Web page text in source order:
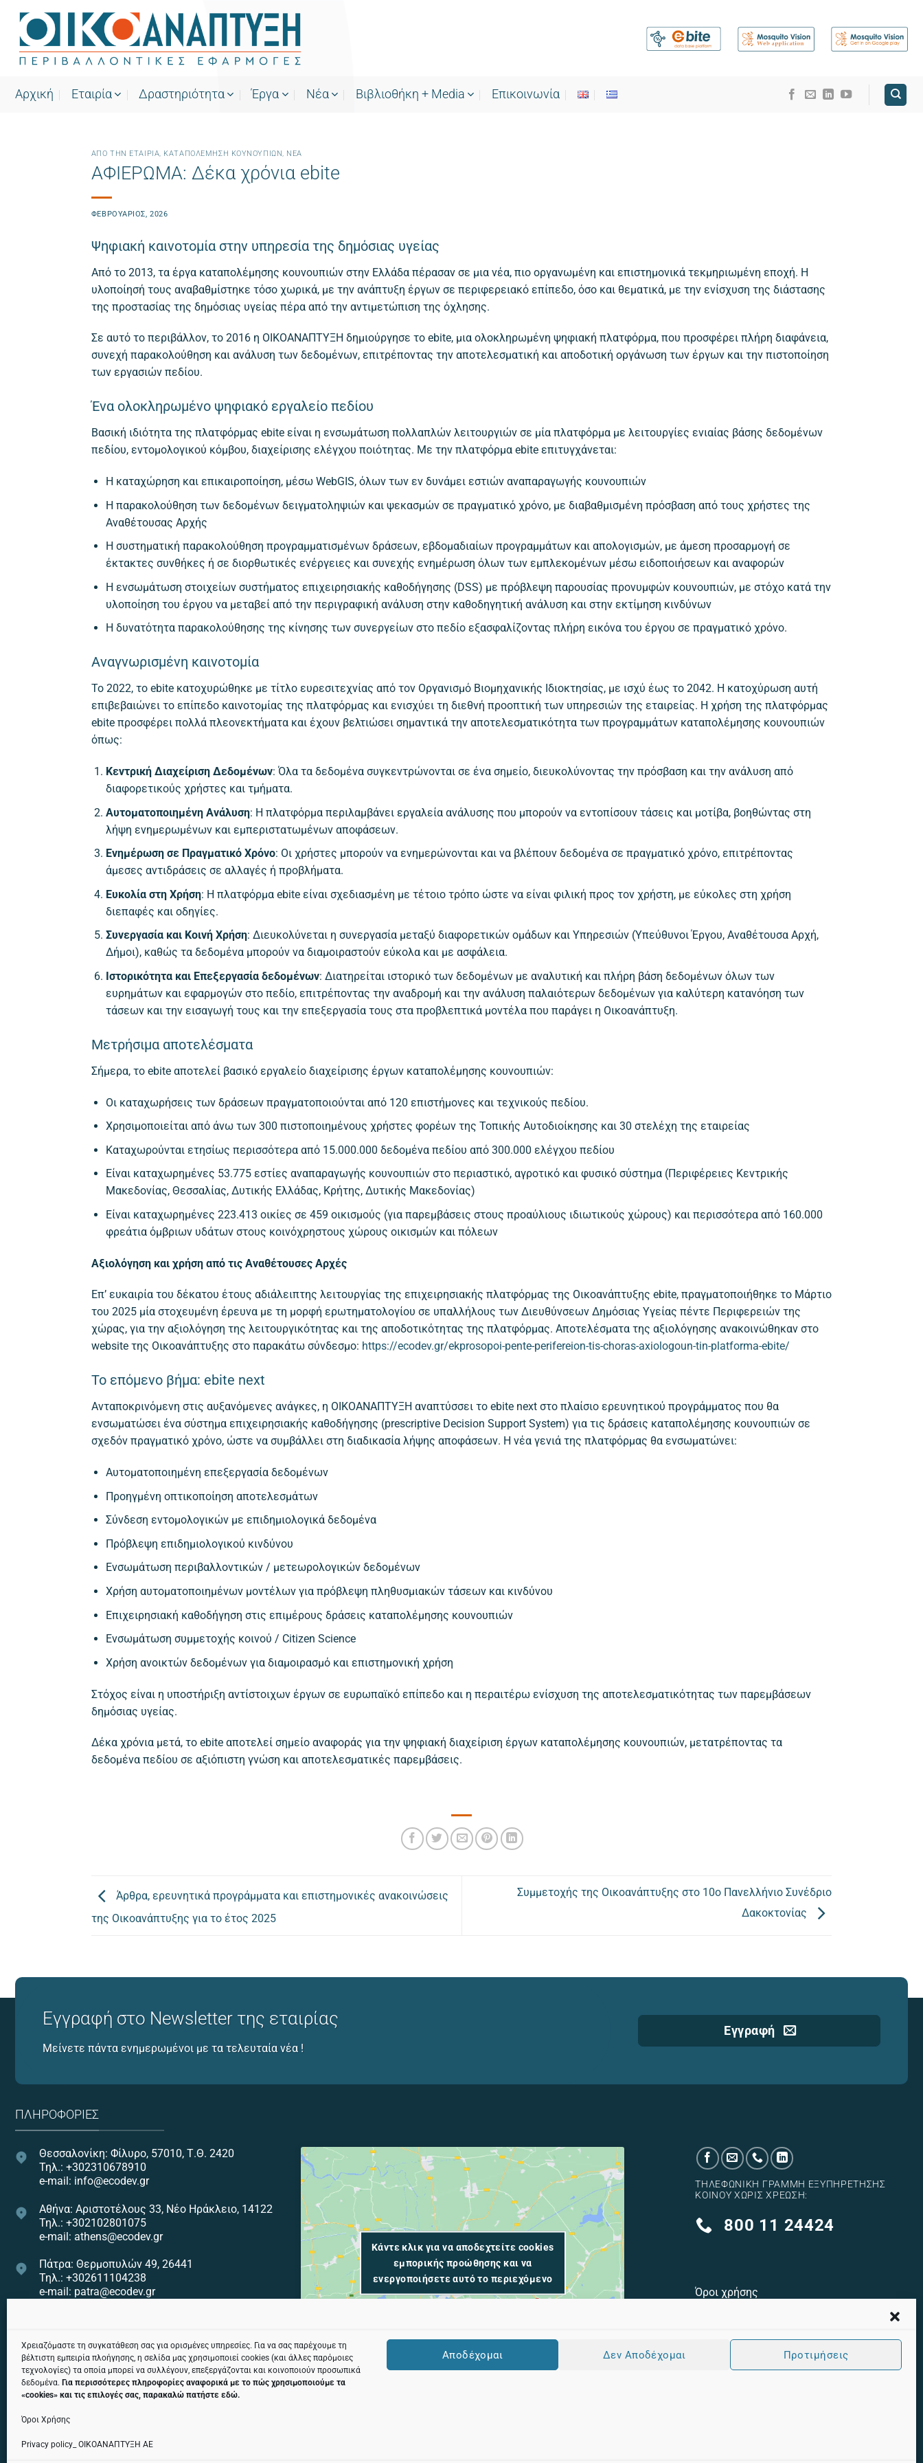
Χρειαζόμαστε τη συγκατάθεση σας για ορισμένες υπηρεσίες. Για να σας παρέχουμε τη
βέλτιστη εμπειρία πλοήγησης, η σελίδα μας χρησιμοποιεί cookies (και άλλες παρόμοιες
τεχνολογίες) τα οποία μπορεί να συλλέγουν, επεξεργάζονται και κοινοποιούν προσωπικά
δεδομένα. Για περισσότερες πληροφορίες αναφορικά με το πώς χρησιμοποιούμε τα
«cookies» και τις επιλογές σας, παρακαλώ πατήστε εδώ.
Όροι Χρήσης
Privacy policy_ ΟΙΚΟΑΝΑΠΤΥΞΗ ΑΕ
Αποδέχομαι Δεν Αποδέχομαι Προτιμήσεις
περιεχόμενο
Αρχική Εταιρία Δραστηριότητα Έργα Νέα Bιβλιοθήκη + Media Επικοινωνία
ΑΠΌ ΤΗΝ ΕΤΑΙΡΊΑ, ΚΑΤΑΠΟΛΈΜΗΣΗ ΚΟΥΝΟΥΠΙΏΝ, ΝΕΑ
ΑΦΙΕΡΩΜΑ: Δέκα χρόνια ebite
ΦΕΒΡΟΥΆΡΙΟΣ, 2026
Ψηφιακή καινοτομία στην υπηρεσία της δημόσιας υγείας
Από το 2013, τα έργα καταπολέμησης κουνουπιών στην Ελλάδα πέρασαν σε μια νέα, πιο οργανωμένη και επιστημονικά τεκμηριωμένη εποχή. Η
υλοποίησή τους αναβαθμίστηκε τόσο χωρικά, με την ανάπτυξη έργων σε περιφερειακό επίπεδο, όσο και θεματικά, με την ενίσχυση της διάστασης
της προστασίας της δημόσιας υγείας πέρα από την αντιμετώπιση της όχλησης.
Σε αυτό το περιβάλλον, το 2016 η ΟΙΚΟΑΝΑΠΤΥΞΗ δημιούργησε το ebite, μια ολοκληρωμένη ψηφιακή πλατφόρμα, που προσφέρει πλήρη διαφάνεια,
συνεχή παρακολούθηση και ανάλυση των δεδομένων, επιτρέποντας την αποτελεσματική και αποδοτική οργάνωση των έργων και την πιστοποίηση
των εργασιών πεδίου.
Ένα ολοκληρωμένο ψηφιακό εργαλείο πεδίου
Βασική ιδιότητα της πλατφόρμας ebite είναι η ενσωμάτωση πολλαπλών λειτουργιών σε μία πλατφόρμα με λειτουργίες ενιαίας βάσης δεδομένων
πεδίου, εντομολογικού κόμβου, διαχείρισης ελέγχου ποιότητας. Με την πλατφόρμα ebite επιτυγχάνεται:
Η καταχώρηση και επικαιροποίηση, μέσω WebGIS, όλων των εν δυνάμει εστιών αναπαραγωγής κουνουπιών
Η παρακολούθηση των δεδομένων δειγματοληψιών και ψεκασμών σε πραγματικό χρόνο, με διαβαθμισμένη πρόσβαση από τους χρήστες της
Αναθέτουσας Αρχής
Η συστηματική παρακολούθηση προγραμματισμένων δράσεων, εβδομαδιαίων προγραμμάτων και απολογισμών, με άμεση προσαρμογή σε
έκτακτες συνθήκες ή σε διορθωτικές ενέργειες και συνεχής ενημέρωση όλων των εμπλεκομένων μέσω ειδοποιήσεων και αναφορών
Η ενσωμάτωση στοιχείων συστήματος επιχειρησιακής καθοδήγησης (DSS) με πρόβλεψη παρουσίας προνυμφών κουνουπιών, με στόχο κατά την
υλοποίηση του έργου να μεταβεί από την περιγραφική ανάλυση στην καθοδηγητική ανάλυση και στην εκτίμηση κινδύνων
Η δυνατότητα παρακολούθησης της κίνησης των συνεργείων στο πεδίο εξασφαλίζοντας πλήρη εικόνα του έργου σε πραγματικό χρόνο.
Αναγνωρισμένη καινοτομία
Το 2022, το ebite κατοχυρώθηκε με τίτλο ευρεσιτεχνίας από τον Οργανισμό Βιομηχανικής Ιδιοκτησίας, με ισχύ έως το 2042. Η κατοχύρωση αυτή
επιβεβαιώνει το επίπεδο καινοτομίας της πλατφόρμας και ενισχύει τη διεθνή προοπτική των υπηρεσιών της εταιρείας. Η χρήση της πλατφόρμας
ebite προσφέρει πολλά πλεονεκτήματα και έχουν βελτιώσει σημαντικά την αποτελεσματικότητα των προγραμμάτων καταπολέμησης κουνουπιών
όπως:
Κεντρική Διαχείριση Δεδομένων: Όλα τα δεδομένα συγκεντρώνονται σε ένα σημείο, διευκολύνοντας την πρόσβαση και την ανάλυση από
διαφορετικούς χρήστες και τμήματα.
Αυτοματοποιημένη Ανάλυση: Η πλατφόρμα περιλαμβάνει εργαλεία ανάλυσης που μπορούν να εντοπίσουν τάσεις και μοτίβα, βοηθώντας στη
λήψη ενημερωμένων και εμπεριστατωμένων αποφάσεων.
Ενημέρωση σε Πραγματικό Χρόνο: Οι χρήστες μπορούν να ενημερώνονται και να βλέπουν δεδομένα σε πραγματικό χρόνο, επιτρέποντας
άμεσες αντιδράσεις σε αλλαγές ή προβλήματα.
Ευκολία στη Χρήση: Η πλατφόρμα ebite είναι σχεδιασμένη με τέτοιο τρόπο ώστε να είναι φιλική προς τον χρήστη, με εύκολες στη χρήση
διεπαφές και οδηγίες.
Συνεργασία και Κοινή Χρήση: Διευκολύνεται η συνεργασία μεταξύ διαφορετικών ομάδων και Υπηρεσιών (Υπεύθυνοι Έργου, Αναθέτουσα Αρχή,
Δήμοι), καθώς τα δεδομένα μπορούν να διαμοιραστούν εύκολα και με ασφάλεια.
Ιστορικότητα και Επεξεργασία δεδομένων: Διατηρείται ιστορικό των δεδομένων με αναλυτική και πλήρη βάση δεδομένων όλων των
ευρημάτων και εφαρμογών στο πεδίο, επιτρέποντας την αναδρομή και την ανάλυση παλαιότερων δεδομένων για καλύτερη κατανόηση των
τάσεων και την εισαγωγή τους και την επεξεργασία τους στα προβλεπτικά μοντέλα που παράγει η Οικοανάπτυξη.
Μετρήσιμα αποτελέσματα
Σήμερα, το ebite αποτελεί βασικό εργαλείο διαχείρισης έργων καταπολέμησης κουνουπιών:
Οι καταχωρήσεις των δράσεων πραγματοποιούνται από 120 επιστήμονες και τεχνικούς πεδίου.
Χρησιμοποιείται από άνω των 300 πιστοποιημένους χρήστες φορέων της Τοπικής Αυτοδιοίκησης και 30 στελέχη της εταιρείας
Καταχωρούνται ετησίως περισσότερα από 15.000.000 δεδομένα πεδίου από 300.000 ελέγχου πεδίου
Είναι καταχωρημένες 53.775 εστίες αναπαραγωγής κουνουπιών στο περιαστικό, αγροτικό και φυσικό σύστημα (Περιφέρειες Κεντρικής
Μακεδονίας, Θεσσαλίας, Δυτικής Ελλάδας, Κρήτης, Δυτικής Μακεδονίας)
Είναι καταχωρημένες 223.413 οικίες σε 459 οικισμούς (για παρεμβάσεις στους προαύλιους ιδιωτικούς χώρους) και περισσότερα από 160.000
φρεάτια όμβριων υδάτων στους κοινόχρηστους χώρους οικισμών και πόλεων
Αξιολόγηση και χρήση από τις Αναθέτουσες Αρχές
Επ’ ευκαιρία του δέκατου έτους αδιάλειπτης λειτουργίας της επιχειρησιακής πλατφόρμας της Οικοανάπτυξης ebite, πραγματοποιήθηκε το Μάρτιο
του 2025 μία στοχευμένη έρευνα με τη μορφή ερωτηματολογίου σε υπαλλήλους των Διευθύνσεων Δημόσιας Υγείας πέντε Περιφερειών της
χώρας, για την αξιολόγηση της λειτουργικότητας και της αποδοτικότητας της πλατφόρμας. Αποτελέσματα της αξιολόγησης ανακοινώθηκαν στο
website της Οικοανάπτυξης στο παρακάτω σύνδεσμο: https://ecodev.gr/ekprosopoi-pente-perifereion-tis-choras-axiologoun-tin-platforma-ebite/
Το επόμενο βήμα: ebite next
Ανταποκρινόμενη στις αυξανόμενες ανάγκες, η ΟΙΚΟΑΝΑΠΤΥΞΗ αναπτύσσει το ebite next στο πλαίσιο ερευνητικού προγράμματος που θα
ενσωματώσει ένα σύστημα επιχειρησιακής καθοδήγησης (prescriptive Decision Support System) για τις δράσεις καταπολέμησης κουνουπιών σε
σχεδόν πραγματικό χρόνο, ώστε να συμβάλλει στη διαδικασία λήψης αποφάσεων. Η νέα γενιά της πλατφόρμας θα ενσωματώνει:
Αυτοματοποιημένη επεξεργασία δεδομένων
Προηγμένη οπτικοποίηση αποτελεσμάτων
Σύνδεση εντομολογικών με επιδημιολογικά δεδομένα
Πρόβλεψη επιδημιολογικού κινδύνου
Ενσωμάτωση περιβαλλοντικών / μετεωρολογικών δεδομένων
Χρήση αυτοματοποιημένων μοντέλων για πρόβλεψη πληθυσμιακών τάσεων και κινδύνου
Επιχειρησιακή καθοδήγηση στις επιμέρους δράσεις καταπολέμησης κουνουπιών
Ενσωμάτωση συμμετοχής κοινού / Citizen Science
Χρήση ανοικτών δεδομένων για διαμοιρασμό και επιστημονική χρήση
Στόχος είναι η υποστήριξη αντίστοιχων έργων σε ευρωπαϊκό επίπεδο και η περαιτέρω ενίσχυση της αποτελεσματικότητας των παρεμβάσεων
δημόσιας υγείας.
Δέκα χρόνια μετά, το ebite αποτελεί σημείο αναφοράς για την ψηφιακή διαχείριση έργων καταπολέμησης κουνουπιών, μετατρέποντας τα
δεδομένα πεδίου σε αξιόπιστη γνώση και αποτελεσματικές παρεμβάσεις.
Άρθρα, ερευνητικά προγράμματα και επιστημονικές ανακοινώσεις
της Οικοανάπτυξης για το έτος 2025
Συμμετοχής της Οικοανάπτυξης στο 10ο Πανελλήνιο Συνέδριο
Δακοκτονίας
Εγγραφή στο Newsletter της εταιρίας
Μείνετε πάντα ενημερωμένοι με τα τελευταία νέα !
Εγγραφή
ΠΛΗΡΟΦΟΡΊΕΣ
Θεσσαλονίκη: Φίλυρο, 57010, Τ.Θ. 2420
Τηλ.: +302310678910
e-mail: info@ecodev.gr
Αθήνα: Αριστοτέλους 33, Νέο Ηράκλειο, 14122
Τηλ.: +302102801075
e-mail: athens@ecodev.gr
Πάτρα: Θερμοπυλών 49, 26441
Τηλ.: +302611104238
e-mail: patra@ecodev.gr
e-mail: heraklion@ecodev.gr
Κεντρική Αποθήκη: Χαλάστρα, 57300
Τηλ.: +302311242974
e-mail: tsagaris@ecodev.gr
Κάντε κλικ για να αποδεχτείτε cookies
εμπορικής προώθησης και να
ενεργοποιήσετε αυτό το περιεχόμενο
ΤΗΛΕΦΩΝΙΚΉ ΓΡΑΜΜΉ ΕΞΥΠΗΡΈΤΗΣΗΣ
ΚΟΙΝΟΎ ΧΩΡΊΣ ΧΡΈΩΣΗ:
800 11 24424
Όροι χρήσης
Πολιτική Προστασίας Προσωπικών
Δεδομένων